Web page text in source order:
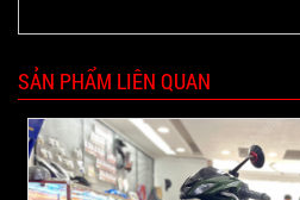
SẢN PHẨM LIÊN QUAN